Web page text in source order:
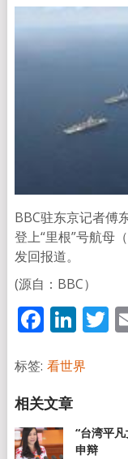
BBC驻东京记者傅
登上“里根”号航母
发回报道。
(源自：BBC）
标签: 看世界
“台湾平
申辩